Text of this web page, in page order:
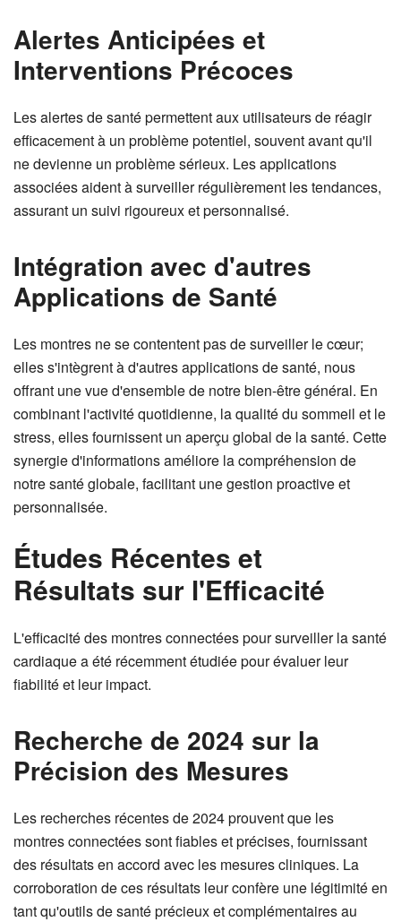
Alertes Anticipées et
Interventions Précoces
Les alertes de santé permettent aux utilisateurs de réagir
efficacement à un problème potentiel, souvent avant qu'il
ne devienne un problème sérieux. Les applications
associées aident à surveiller régulièrement les tendances,
assurant un suivi rigoureux et personnalisé.
Intégration avec d'autres
Applications de Santé
Les montres ne se contentent pas de surveiller le cœur;
elles s'intègrent à d'autres applications de santé, nous
offrant une vue d'ensemble de notre bien-être général. En
combinant l'activité quotidienne, la qualité du sommeil et le
stress, elles fournissent un aperçu global de la santé. Cette
synergie d'informations améliore la compréhension de
notre santé globale, facilitant une gestion proactive et
personnalisée.
Études Récentes et
Résultats sur l'Efficacité
L'efficacité des montres connectées pour surveiller la santé
cardiaque a été récemment étudiée pour évaluer leur
fiabilité et leur impact.
Recherche de 2024 sur la
Précision des Mesures
Les recherches récentes de 2024 prouvent que les
montres connectées sont fiables et précises, fournissant
des résultats en accord avec les mesures cliniques. La
corroboration de ces résultats leur confère une légitimité en
tant qu'outils de santé précieux et complémentaires au